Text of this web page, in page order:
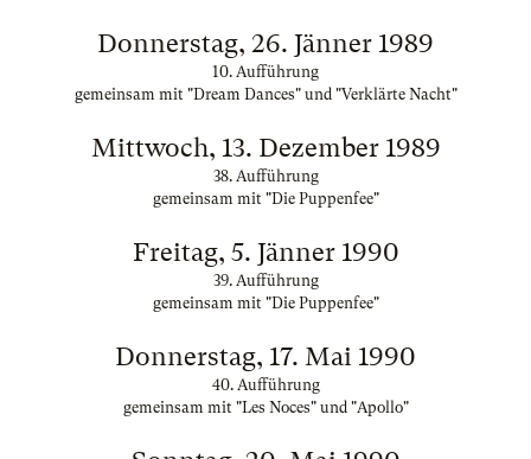
Donnerstag, 26. Jänner 1989
10. Aufführung
gemeinsam mit "Dream Dances" und "Verklärte Nacht"
Mittwoch, 13. Dezember 1989
38. Aufführung
gemeinsam mit "Die Puppenfee"
Freitag, 5. Jänner 1990
39. Aufführung
gemeinsam mit "Die Puppenfee"
Donnerstag, 17. Mai 1990
40. Aufführung
gemeinsam mit "Les Noces" und "Apollo"